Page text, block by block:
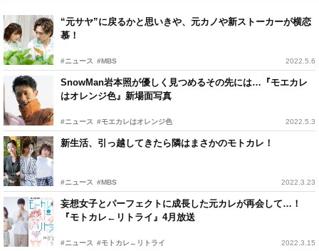
“元サヤ”に戻るかと思いきや、元カノや新ストーカーが横恋
慕！
#ニュース #MBS 2022.5.6
SnowMan岩本照が優しく見つめるその先には…『モエカレ
はオレンジ色』新場面写真
#ニュース #モエカレはオレンジ色 2022.5.3
新生活、引っ越してきたら隣はまさかのモトカレ！
#ニュース #MBS 2022.3.23
妄想女子とパーフェクトに成長した元カレが再会して…！
『モトカレ←リトライ』4月放送
#ニュース #モトカレ←リトライ 2022.3.15